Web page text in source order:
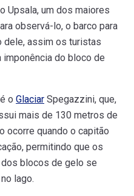
Upsala, um dos maiores
observá-lo, o barco para
dele, assim os turistas
do bloco de
o Glaciar Spegazzini, que,
mais de 130 metros de
ocorre quando o capitão
permitindo que os
blocos de gelo se
lago.